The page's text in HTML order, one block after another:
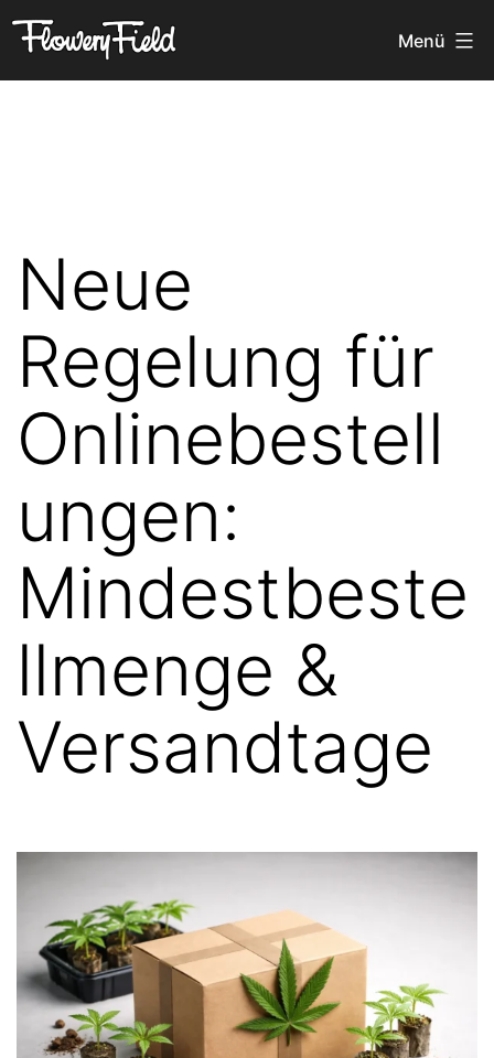
Zum
Inhalt
Flowery
Field
Menü
Neue
Regelung für
Onlinebestell
ungen:
Mindestbeste
llmenge &
Versandtage